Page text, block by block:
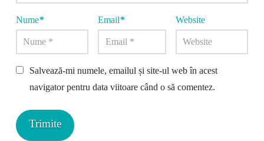
Nume* Email* Website
Salvează-mi numele, emailul și site-ul web în acest
navigator pentru data viitoare când o să comentez.